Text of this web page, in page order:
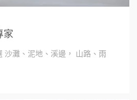
家
沙灘、泥地、溪邊， 山路、雨